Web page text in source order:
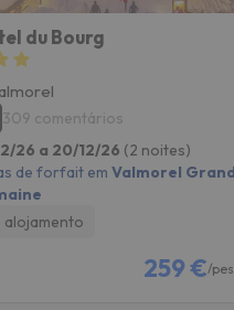
du Bourg
309 comentários
26 a 20/12/26 (2 noites)
de forfait em Valmorel Grand
alojamento
259 €/